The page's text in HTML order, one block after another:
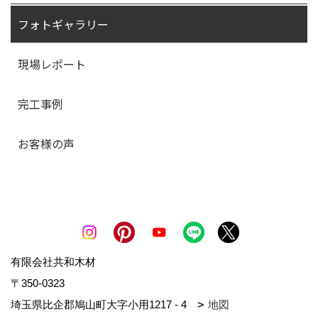
フォトギャラリー
現場レポート
完工事例
お客様の声
有限会社共和木材
〒350-0323
埼玉県比企郡鳩山町大字小用1217 - 4
地図